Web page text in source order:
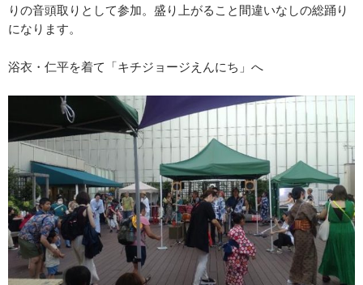
りの音頭取りとして参加。盛り上がること間違いなしの総踊り
になります。
浴衣・仁平を着て「キチジョージえんにち」へ